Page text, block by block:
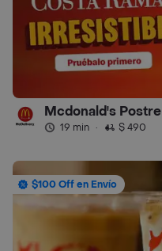
Mcdonald's Postre
19 min · $ 490
$100 Off en Envío